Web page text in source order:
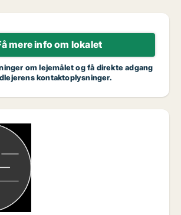
mere info om lokalet
om lejemålet og få direkte adgang
kontaktoplysninger.